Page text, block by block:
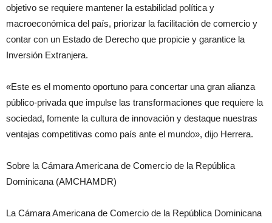
objetivo se requiere mantener la estabilidad política y
macroeconómica del país, priorizar la facilitación de comercio y
contar con un Estado de Derecho que propicie y garantice la
Inversión Extranjera.
«Este es el momento oportuno para concertar una gran alianza
público-privada que impulse las transformaciones que requiere la
sociedad, fomente la cultura de innovación y destaque nuestras
ventajas competitivas como país ante el mundo», dijo Herrera.
Sobre la Cámara Americana de Comercio de la República
Dominicana (AMCHAMDR)
La Cámara Americana de Comercio de la República Dominicana